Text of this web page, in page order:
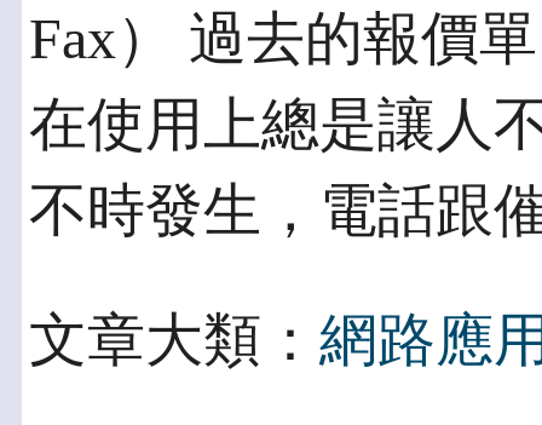
Fax） 過去的報價
在使用上總是讓人
不時發生，電話跟
文章大類： 網路應